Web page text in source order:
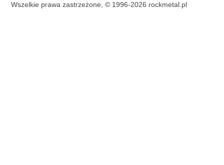
Wszelkie prawa zastrzeżone, © 1996-2026 rockmetal.pl